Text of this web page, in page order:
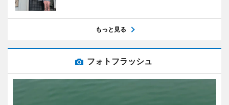
もっと見る
フォトフラッシュ